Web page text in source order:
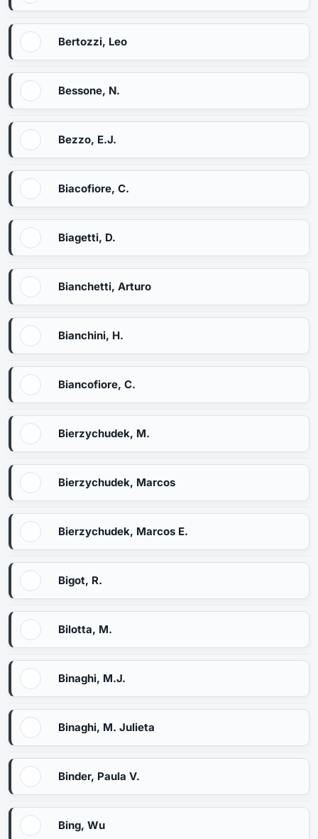
Bertozzi, Leo
Bessone, N.
Bezzo, E.J.
Biacofiore, C.
Biagetti, D.
Bianchetti, Arturo
Bianchini, H.
Biancofiore, C.
Bierzychudek, M.
Bierzychudek, Marcos
Bierzychudek, Marcos E.
Bigot, R.
Bilotta, M.
Binaghi, M.J.
Binaghi, M. Julieta
Binder, Paula V.
Bing, Wu